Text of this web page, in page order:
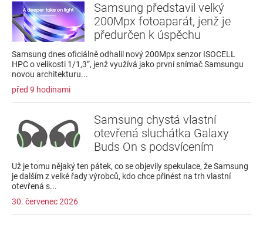
Samsung představil velký
200Mpx fotoaparát, jenž je
předurčen k úspěchu
Samsung dnes oficiálně odhalil nový 200Mpx senzor ISOCELL
HPC o velikosti 1/1,3”, jenž využívá jako první snímač Samsungu
novou architekturu...
před 9 hodinami
Samsung chystá vlastní
otevřená sluchátka Galaxy
Buds On s podsvícením
Už je tomu nějaký ten pátek, co se objevily spekulace, že Samsung
je dalším z velké řady výrobců, kdo chce přinést na trh vlastní
otevřená s...
30. červenec 2026